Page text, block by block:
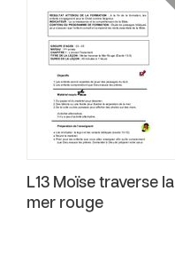
L13 Moïse traverse la
mer rouge